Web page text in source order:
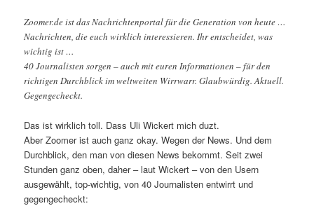
Zoomer.de ist das Nachrichtenportal für die Generation von heute …
Nachrichten, die euch wirklich interessieren. Ihr entscheidet, was
wichtig ist …
40 Journalisten sorgen – auch mit euren Informationen – für den
richtigen Durchblick im weltweiten Wirrwarr. Glaubwürdig. Aktuell.
Gegengecheckt.
Das ist wirklich toll. Dass Uli Wickert mich duzt.
Aber Zoomer ist auch ganz okay. Wegen der News. Und dem
Durchblick, den man von diesen News bekommt. Seit zwei
Stunden ganz oben, daher – laut Wickert – von den Usern
ausgewählt, top-wichtig, von 40 Journalisten entwirrt und
gegengecheckt: